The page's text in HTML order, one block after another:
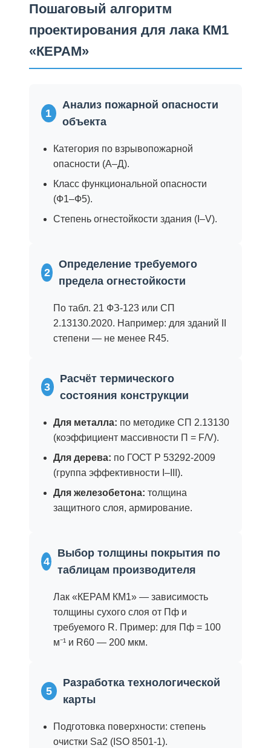
Пошаговый алгоритм
проектирования для лака КМ1
«КЕРАМ»
1
Анализ пожарной опасности
объекта
Категория по взрывопожарной
опасности (А–Д).
Класс функциональной опасности
(Ф1–Ф5).
Степень огнестойкости здания (I–V).
2
Определение требуемого
предела огнестойкости
По табл. 21 ФЗ-123 или СП
2.13130.2020. Например: для зданий II
степени — не менее R45.
3
Расчёт термического
состояния конструкции
Для металла: по методике СП 2.13130
(коэффициент массивности Π = F/V).
Для дерева: по ГОСТ Р 53292-2009
(группа эффективности I–III).
Для железобетона: толщина
защитного слоя, армирование.
4
Выбор толщины покрытия по
таблицам производителя
Лак «КЕРАМ КМ1» — зависимость
толщины сухого слоя от Πф и
требуемого R. Пример: для Πф = 100
м⁻¹ и R60 — 200 мкм.
5
Разработка технологической
карты
Подготовка поверхности: степень
очистки Sa2 (ISO 8501-1).